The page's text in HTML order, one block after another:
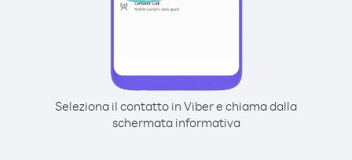
Seleziona il contatto in Viber e chiama dalla
schermata informativa